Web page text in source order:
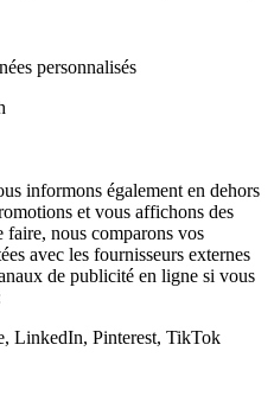
personnalisés
informons également en dehors
et vous affichons des
faire, nous comparons vos
avec les fournisseurs externes
de publicité en ligne si vous
LinkedIn, Pinterest, TikTok